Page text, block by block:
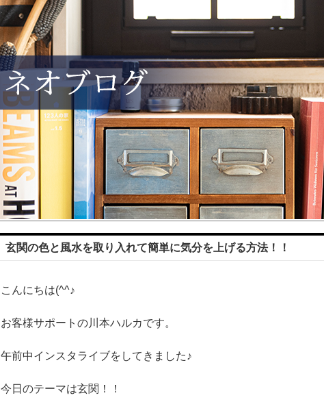
玄関の色と風水を取り入れて簡単に気分を上げる方法！！
こんにちは(^^♪
お客様サポートの川本ハルカです。
午前中インスタライブをしてきました♪
今日のテーマは玄関！！